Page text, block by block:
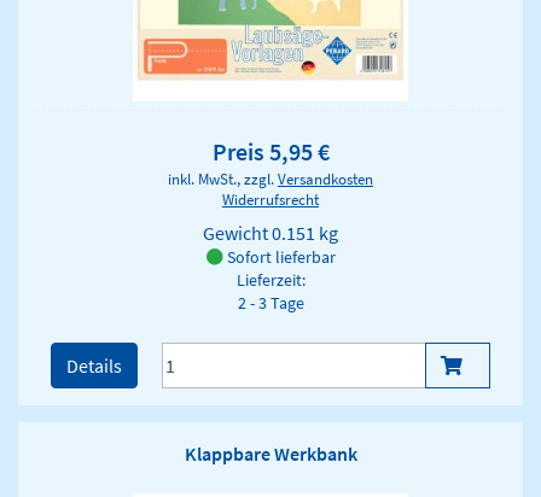
Preis 5,95 €
inkl. MwSt., zzgl.Versandkosten
Widerrufsrecht
Gewicht0.151 kg
Sofort lieferbar
Lieferzeit:
2 - 3 Tage
Details
Klappbare Werkbank